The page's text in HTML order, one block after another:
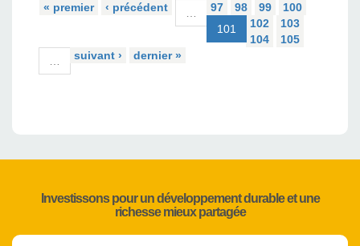
« premier ‹ précédent … 97 98 99
100
101
102
103
104
105
…
suivant › dernier »
Investissons pour un développement durable et une
richesse mieux partagée